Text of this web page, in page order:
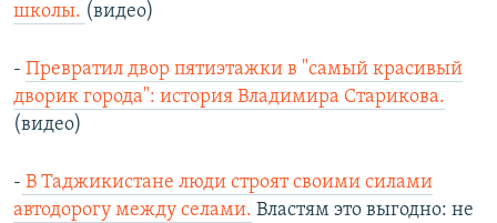
школы. (видео)
- Превратил двор пятиэтажки в "самый красивый
дворик города": история Владимира Старикова.
(видео)
- В Таджикистане люди строят своими силами
автодорогу между селами. Властям это выгодно: не